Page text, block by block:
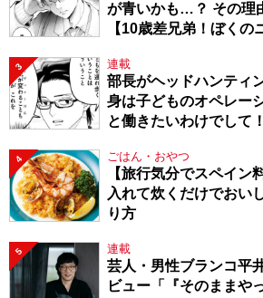
が青いかも…？ その理
【10歳差兄弟！ぼくの
3 連載
部長がヘッドハンティ
身は子どものオペレー
と働きたいわけでして
4 ごはん・おやつ
【旅行気分でスペイン
入れて炊くだけでおい
り方
5 連載
芸人・男性ブランコ平
ビュー「『そのままや